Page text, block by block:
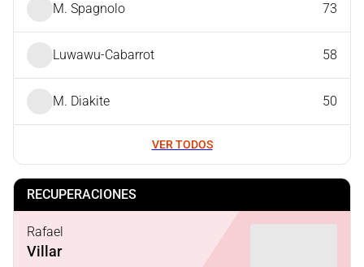
M. Spagnolo 73
Luwawu-Cabarrot 58
M. Diakite 50
VER TODOS
RECUPERACIONES
Rafael
Villar